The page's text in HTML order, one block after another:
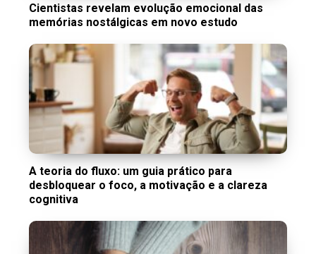
Cientistas revelam evolução emocional das
memórias nostálgicas em novo estudo
A teoria do fluxo: um guia prático para
desbloquear o foco, a motivação e a clareza
cognitiva